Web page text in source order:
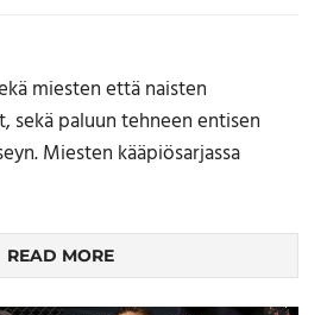
miesten että naisten
sekä paluun tehneen entisen
Miesten kääpiösarjassa
READ MORE